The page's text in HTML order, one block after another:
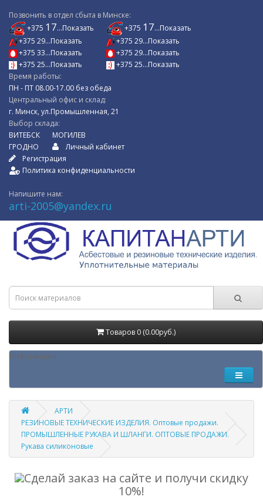
Позвонить в отдел сбыта в Минске:
+375 17...Показать
+375 29...Показать
+375 33...Показать
+375 25...Показать
+375 17...Показать
+375 29...Показать
+375 29...Показать
+375 25...Показать
Время работы:
ПН - ПТ 08.00-17.00 без обеда
Центральный офис и склад:
г. Минск, ул.Промышленная, 21
Выбор склада:
ВИТЕБСК
ГРОДНО
МОГИЛЕВ
Личный кабинет
Регистрация
Политика конфиденциальности
Напишите нам:
arti-2005@yandex.ru
Товаров 0 (0.00руб.)
Информация
АРТИ
РЕЗИНОВЫЕ ТЕХНИЧЕСКИЕ ИЗДЕЛИЯ. Оптовые продажи.
ПРОМЫШЛЕННЫЕ РУКАВА И ШЛАНГИ. ОПТОВЫЕ ПРОДАЖИ.
Рукава силиконовые
Сделай заказ на сайте и получи скидку
10%!